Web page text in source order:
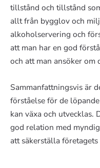
tillstånd och tillstånd
allt från bygglov och
alkoholservering och
att man har en god
och att man ansöker om
Sammanfattningsvis är
förståelse för de
kan växa och utvecklas.
god relation med
att säkerställa